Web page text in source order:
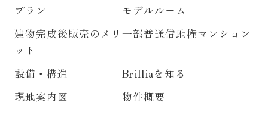
プラン
モデルルーム
建物完成後販売のメリ
ット
一部普通借地権マンション
設備・構造
Brilliaを知る
現地案内図
物件概要